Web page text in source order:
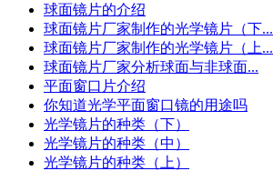
球面镜片的介绍
球面镜片厂家制作的光学镜片（下...
球面镜片厂家制作的光学镜片（上...
球面镜片厂家分析球面与非球面...
平面窗口片介绍
你知道光学平面窗口镜的用途吗
光学镜片的种类（下）
光学镜片的种类（中）
光学镜片的种类（上）